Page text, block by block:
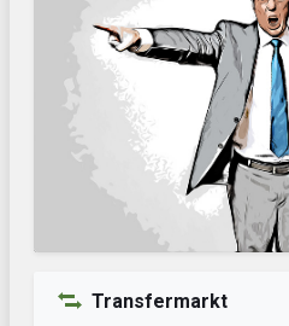
Transfermarkt